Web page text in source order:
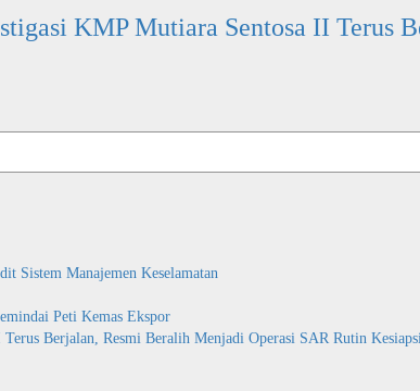
KMP Mutiara Sentosa II Terus
Sistem Manajemen Keselamatan
Peti Kemas Ekspor
Berjalan, Resmi Beralih Menjadi Operasi SAR Rutin